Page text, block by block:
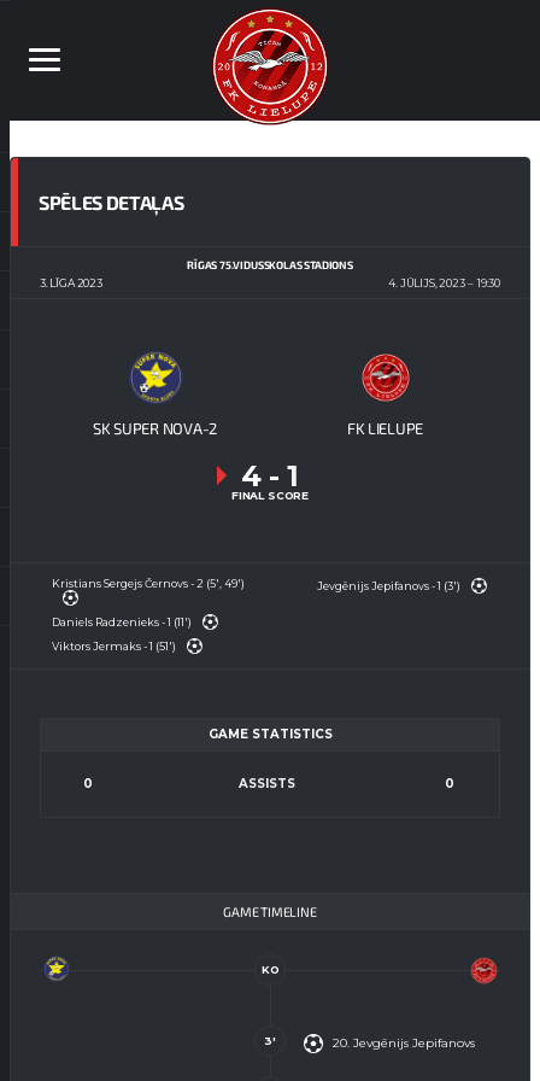
SPĒLES DETAĻAS
3. LĪGA 2023
RĪGAS 75.VIDUSSKOLAS STADIONS
4. JŪLIJS, 2023
19:30
SK SUPER NOVA-2 FK LIELUPE
4 - 1
FINAL SCORE
Kristians Sergejs Černovs - 2 (5', 49')
Daniels Radzenieks - 1 (11')
Viktors Jermaks - 1 (51')
Jevgēnijs Jepifanovs - 1 (3')
GAME STATISTICS
0 ASSISTS 0
GAME TIMELINE
KO
20. Jevgēnijs Jepifanovs
3'